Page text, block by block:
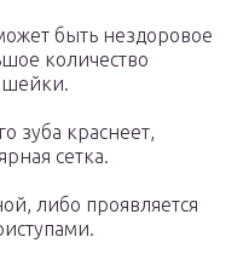
быть нездоровое
количество
шейки.
зуба краснеет,
сетка.
либо проявляется